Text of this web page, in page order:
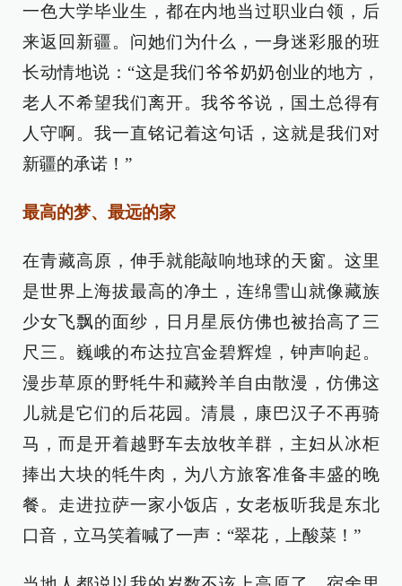
一色大学毕业生，都在内地当过职业白领，后
来返回新疆。问她们为什么，一身迷彩服的班
长动情地说：“这是我们爷爷奶奶创业的地方，
老人不希望我们离开。我爷爷说，国土总得有
人守啊。我一直铭记着这句话，这就是我们对
新疆的承诺！”
最高的梦、最远的家
在青藏高原，伸手就能敲响地球的天窗。这里
是世界上海拔最高的净土，连绵雪山就像藏族
少女飞飘的面纱，日月星辰仿佛也被抬高了三
尺三。巍峨的布达拉宫金碧辉煌，钟声响起。
漫步草原的野牦牛和藏羚羊自由散漫，仿佛这
儿就是它们的后花园。清晨，康巴汉子不再骑
马，而是开着越野车去放牧羊群，主妇从冰柜
捧出大块的牦牛肉，为八方旅客准备丰盛的晚
餐。走进拉萨一家小饭店，女老板听我是东北
口音，立马笑着喊了一声：“翠花，上酸菜！”